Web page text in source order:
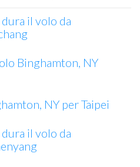
il volo da
Binghamton, NY
NY per Taipei
il volo da